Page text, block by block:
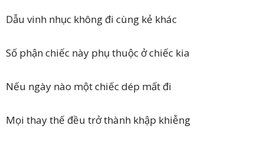
Dẫu vinh nhục không đi cùng kẻ khác
Số phận chiếc này phụ thuộc ở chiếc kia
Nếu ngày nào một chiếc dép mất đi
Mọi thay thế đều trở thành khập khiễng